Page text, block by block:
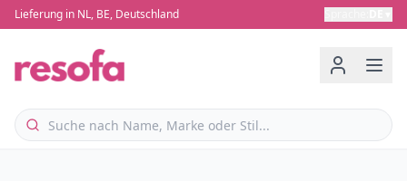
Lieferung in NL, BE, Deutschland